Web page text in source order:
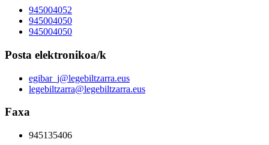
945004052
945004050
945004050
Posta elektronikoa/k
egibar_j@legebiltzarra.eus
legebiltzarra@legebiltzarra.eus
Faxa
945135406